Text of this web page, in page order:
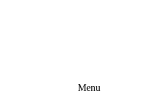
Menu